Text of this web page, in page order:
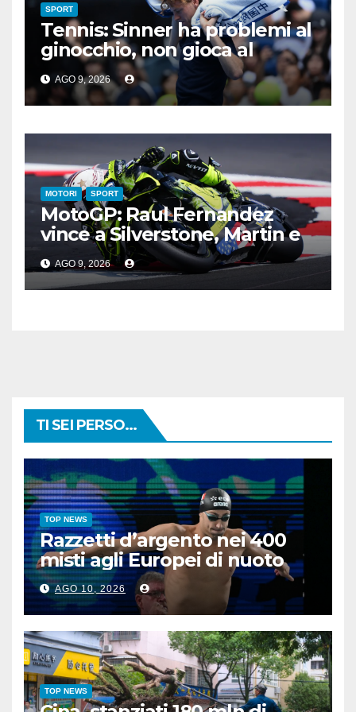
SPORT
Tennis: Sinner ha problemi al
ginocchio, non gioca al
Master 1000 di Cincinnati
AGO 9, 2026
MOTORI SPORT
MotoGP: Raul Fernandez
vince a Silverstone, Martin e
Bezzecchi sul podio
AGO 9, 2026
TI SEI PERSO...
TOP NEWS
Razzetti d’argento nei 400
misti agli Europei di nuoto
AGO 10, 2026
TOP NEWS